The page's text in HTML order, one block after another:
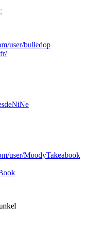
user/bulledop
user/MoodyTakeabook